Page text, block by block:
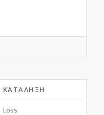
ΚΑΤΆΛΗΞΗ
Loss